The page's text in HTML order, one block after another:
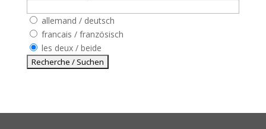
allemand / deutsch
francais / französisch
les deux / beide